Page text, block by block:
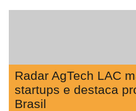
Radar AgTech LAC
startups e destaca
Brasil